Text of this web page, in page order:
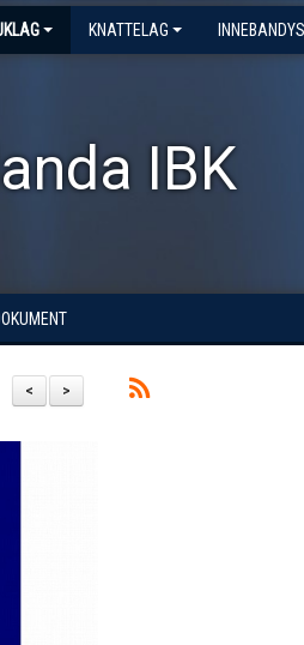
KNATTELAG
IBK
>
<